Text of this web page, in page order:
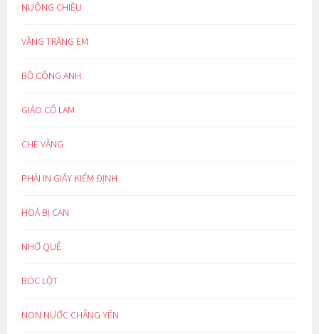
NUÔNG CHIỀU
VẦNG TRĂNG EM
BỒ CÔNG ANH
GIẢO CỔ LAM
CHÈ VẰNG
PHẢI IN GIẤY KIỂM ĐỊNH
HOÁ BỊ CAN
NHỚ QUÊ
BÓC LỘT
NON NƯỚC CHẲNG YÊN